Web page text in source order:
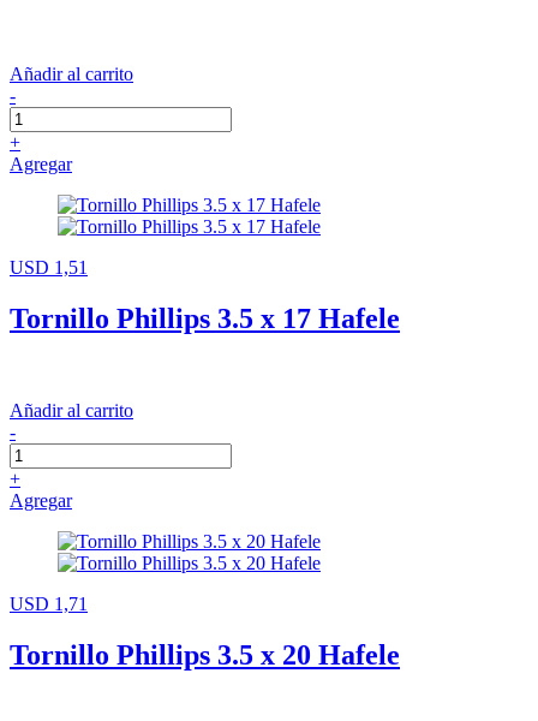
Añadir al carrito
-
+
Agregar
USD 1,51
Tornillo Phillips 3.5 x 17 Hafele
Añadir al carrito
-
+
Agregar
USD 1,71
Tornillo Phillips 3.5 x 20 Hafele